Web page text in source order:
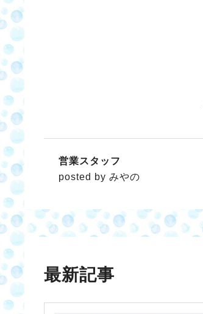
営業スタッフ
posted by みやの
最新記事